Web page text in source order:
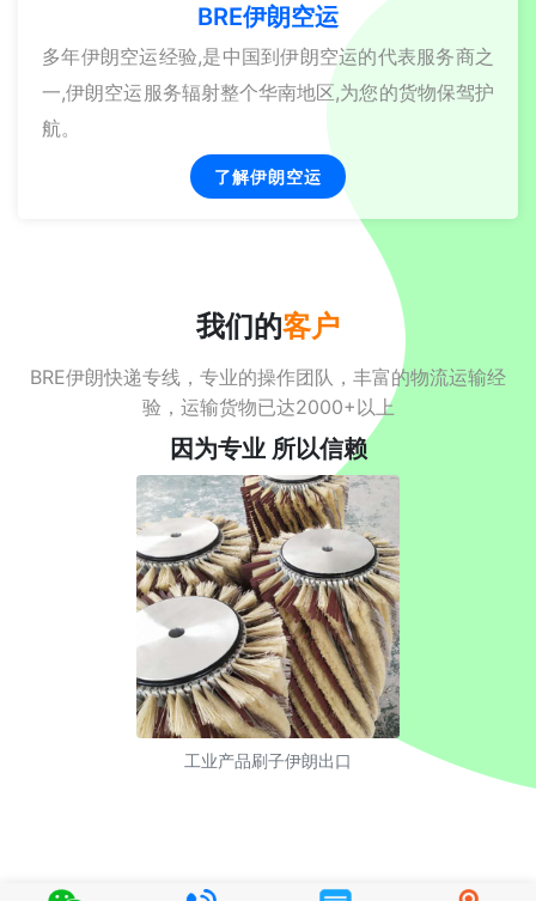
BRE伊朗空运
多年伊朗空运经验,是中国到伊朗空运的代表服务商之
一,伊朗空运服务辐射整个华南地区,为您的货物保驾护
航。
了解伊朗空运
我们的客户
BRE伊朗快递专线，专业的操作团队，丰富的物流运输经
验，运输货物已达2000+以上
因为专业 所以信赖
工业产品刷子伊朗出口